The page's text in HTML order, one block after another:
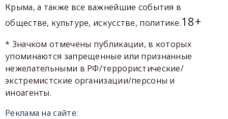
Крыма, а также все важнейшие события в
обществе, культуре, искусстве, политике.18+
* Значком отмечены публикации, в которых
упоминаются запрещенные или признанные
нежелательными в РФ/террористические/
экстремистские организации/персоны и
иноагенты.
Реклама на сайте: